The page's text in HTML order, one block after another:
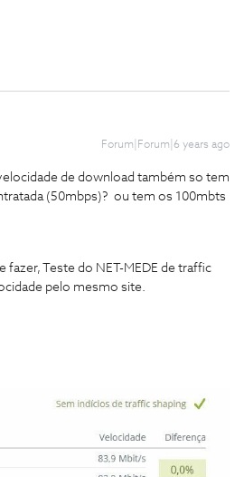
Forum|Forum|6 years ago
de download também so tem
(50mbps)? ou tem os 100mbts
fazer, Teste do NET-MEDE de traffic
pelo mesmo site.